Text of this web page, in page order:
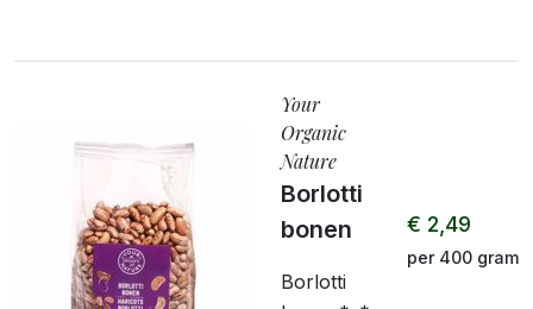
Your
Organic
Nature
Borlotti
bonen
Borlotti
€ 2,49
per 400 gram